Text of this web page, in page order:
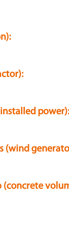
power):
(wind
(concrete